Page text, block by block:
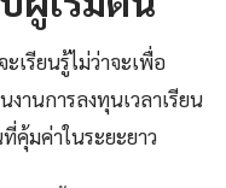
เรียนรู้ไม่ว่าจะเพื่อ
านการลงทุนเวลาเรียน
คุ้มค่าในระยะยาว